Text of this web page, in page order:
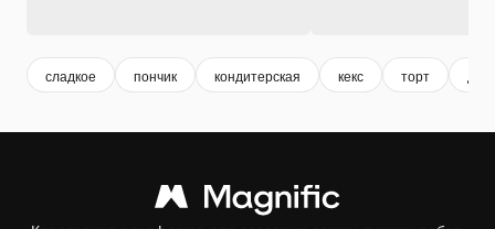
сладкое пончик кондитерская кекс торт